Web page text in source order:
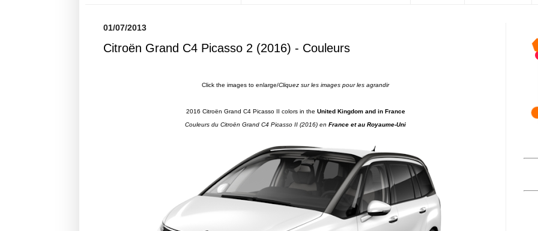
01/07/2013
Citroën Grand C4 Picasso 2 (2016) - Couleurs
Click the images to enlarge/Cliquez sur les images pour les agrandir
2016 Citroën Grand C4 Picasso II colors in the United Kingdom and in France
Couleurs du Citroën Grand C4 Picasso II (2016) en France et au Royaume-Uni